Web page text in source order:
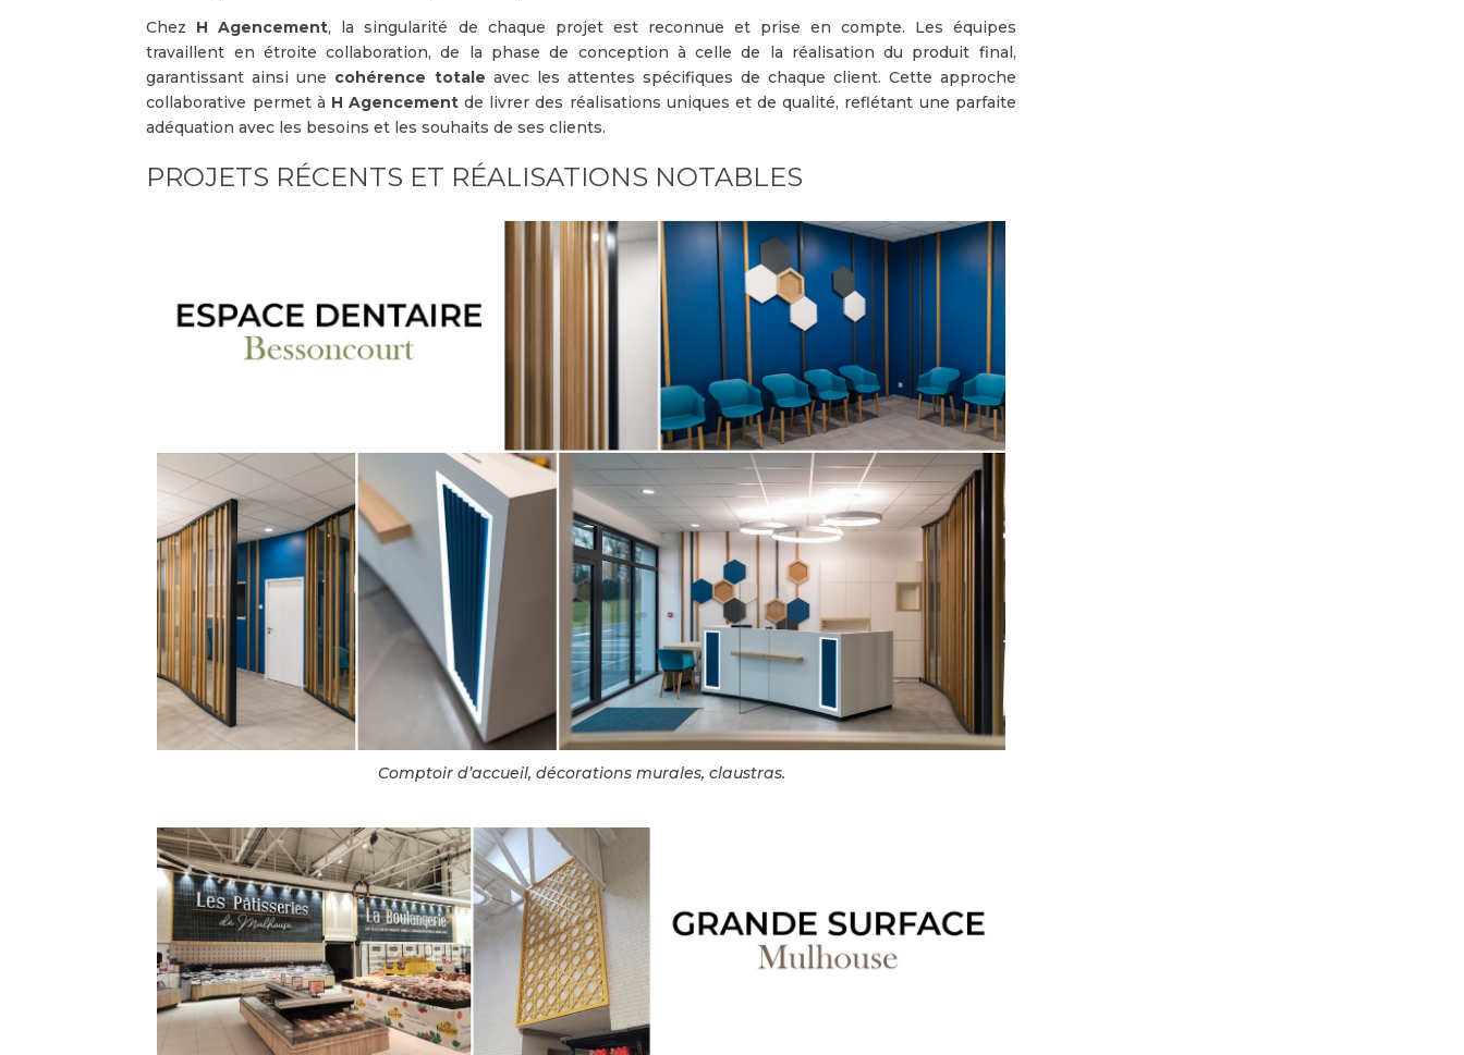
Chez H Agencement, la singularité de chaque projet est reconnue et prise en compte. Les équipes
travaillent en étroite collaboration, de la phase de conception à celle de la réalisation du produit final,
garantissant ainsi une cohérence totale avec les attentes spécifiques de chaque client. Cette approche
collaborative permet à H Agencementde livrer des réalisations uniques et de qualité, reflétant une parfaite
adéquation avec les besoins et les souhaits de ses clients.
PROJETS RÉCENTS ET RÉALISATIONS NOTABLES
Comptoir d’accueil, décorations murales, claustras.